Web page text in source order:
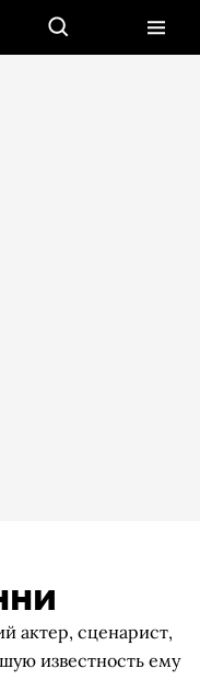
актер, сценарист,
известность ему